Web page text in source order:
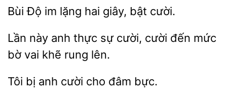
Độ lặng giây, bật cười.
Lần này thực sự cười, cười
mức
bờ vai khẽ rung
bị anh cho bực.